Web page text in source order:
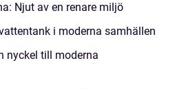
Njut av en renare miljö
i moderna samhällen
nyckel till moderna